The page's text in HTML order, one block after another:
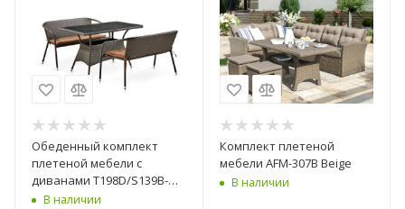
Обеденный комплект
плетеной мебели с
диванами T198D/S139B-
W53 Brown
В наличии
Комплект плетеной
мебели AFM-307B Beige
В наличии